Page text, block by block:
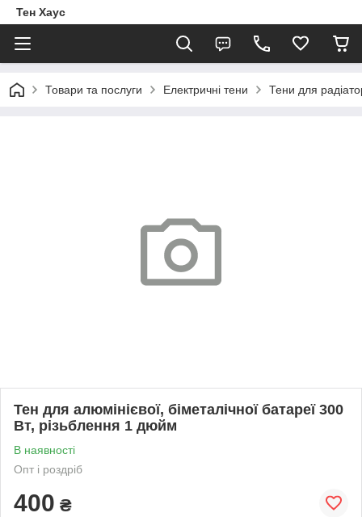
Тен Хаус
Товари та послуги Електричні тени Тени для
Тен для алюмінієвої, біметалічної батареї 300
Вт, різьблення 1 дюйм
В наявності
Опт і роздріб
400 ₴